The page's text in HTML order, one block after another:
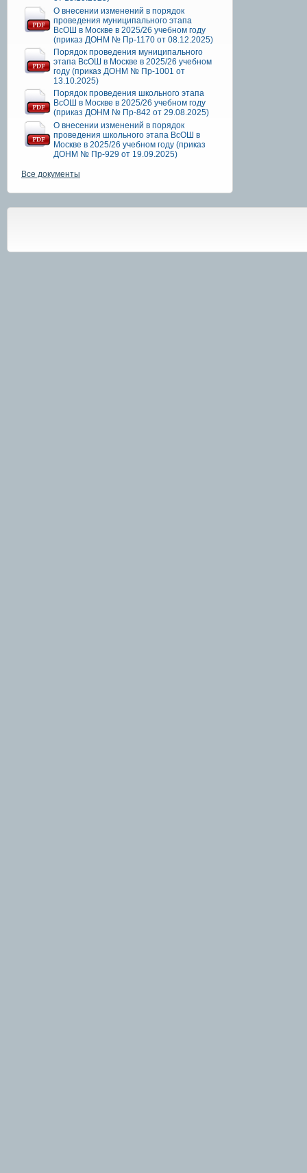
О внесении изменений в порядок
проведения муниципального этапа
ВсОШ в Москве в 2025/26 учебном году
(приказ ДОНМ № Пр-1170 от 08.12.2025)
Порядок проведения муниципального
этапа ВсОШ в Москве в 2025/26 учебном
году (приказ ДОНМ № Пр-1001 от
13.10.2025)
Порядок проведения школьного этапа
ВсОШ в Москве в 2025/26 учебном году
(приказ ДОНМ № Пр-842 от 29.08.2025)
О внесении изменений в порядок
проведения школьного этапа ВсОШ в
Москве в 2025/26 учебном году (приказ
ДОНМ № Пр-929 от 19.09.2025)
Все документы